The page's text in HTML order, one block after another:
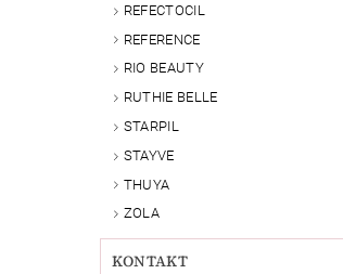
REFECTOCIL
REFERENCE
RIO BEAUTY
RUTHIE BELLE
STARPIL
STAYVE
THUYA
ZOLA
KONTAKT